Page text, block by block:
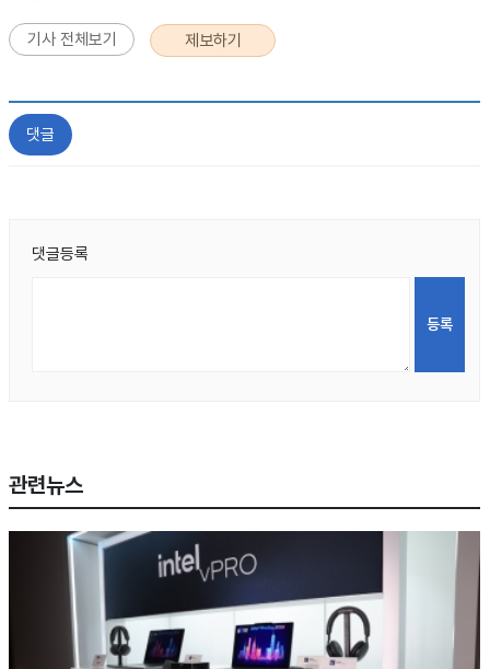
기사 전체보기 제보하기
댓글
댓글등록
관련뉴스